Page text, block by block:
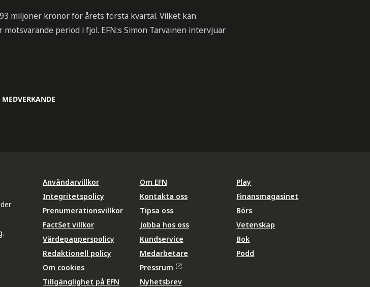
miljoner kronor för årets första kvartal. Vilket kan
period i fjol. EFN:s Simon Tarvainen intervjuar
MEDVERKANDE
Användarvillkor
Integritetspolicy
Prenumerationsvillkor
FactSet villkor
Värdepapperspolicy
Redaktionell policy
Om cookies
Tillgänglighet på EFN
Om EFN
Kontakta oss
Tipsa oss
Jobba hos oss
Kundservice
Medarbetare
Pressrum
Nyhetsbrev
Play
Finansmagasinet
Börs
Vetenskap
Bok
Podd